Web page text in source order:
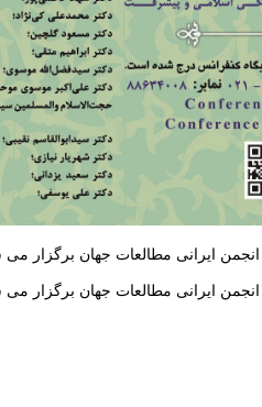
انجمن ایرانی مطالعات جهان برگزار
انجمن ایرانی مطالعات جهان برگزار